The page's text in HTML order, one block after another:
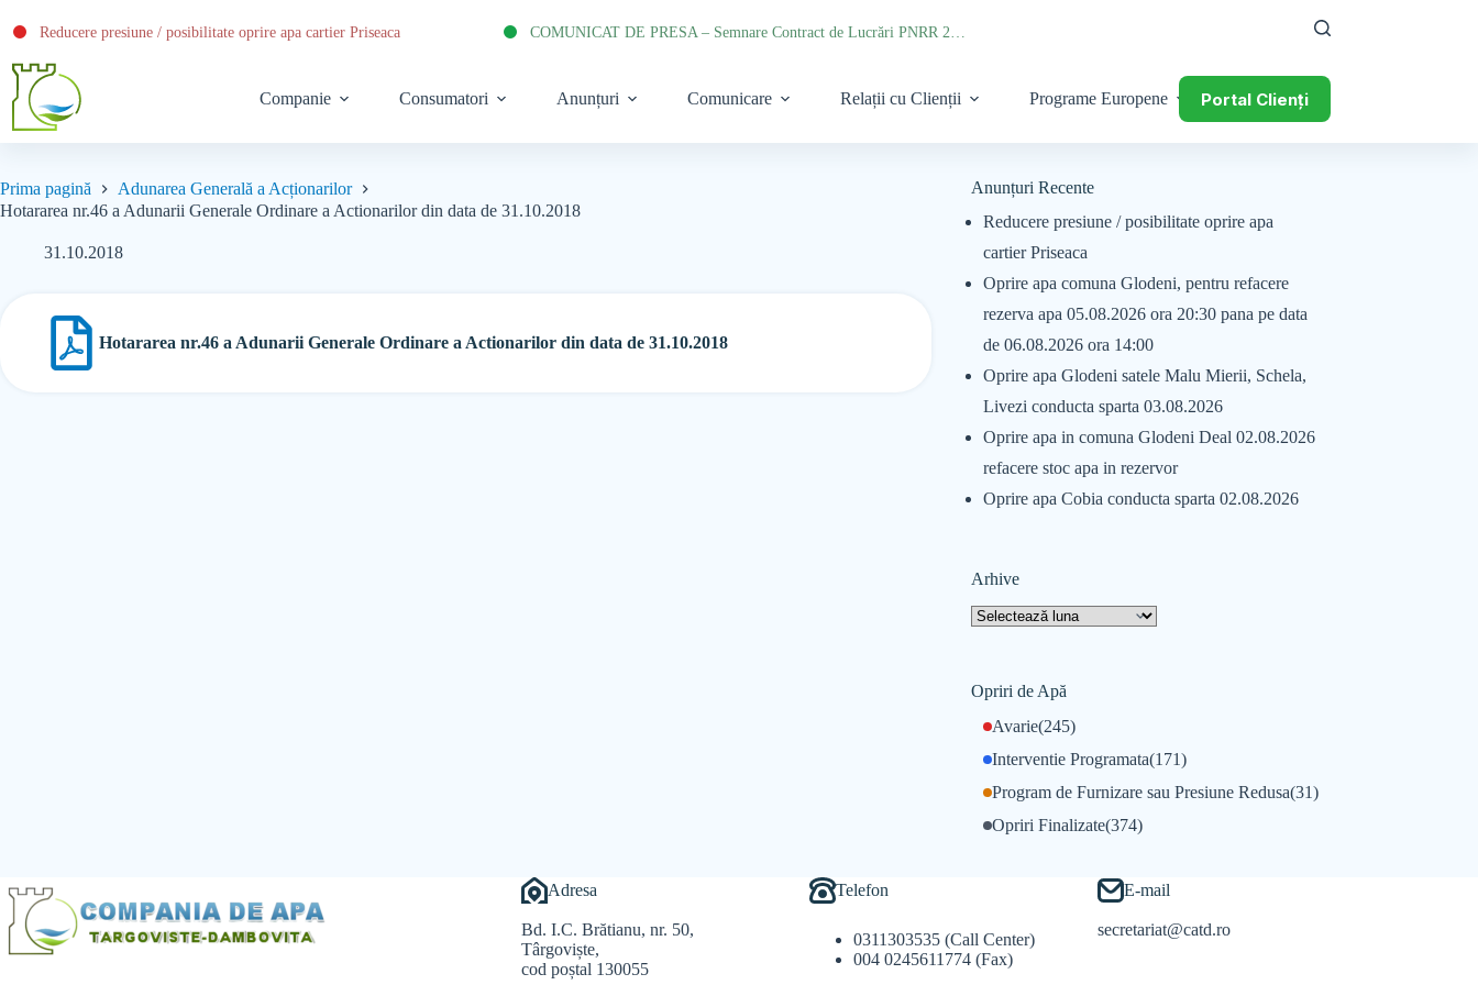
Reducere presiune / posibilitate oprire apa cartier Priseaca
Companie Consumatori Anunțuri Comunicare Relații cu Clienții Programe Europene Portal Clienți
Prima pagină
Adunarea Generală a Acționarilor
Hotararea nr.46 a Adunarii Generale Ordinare a Actionarilor din data de 31.10.2018
31.10.2018
Hotararea nr.46 a Adunarii Generale Ordinare a Actionarilor din data de 31.10.2018
Anunțuri Recente
Reducere presiune / posibilitate oprire apa
cartier Priseaca
Oprire apa comuna Glodeni, pentru refacere
rezerva apa 05.08.2026 ora 20:30 pana pe data
de 06.08.2026 ora 14:00
Oprire apa Glodeni satele Malu Mierii, Schela,
Livezi conducta sparta 03.08.2026
Oprire apa in comuna Glodeni Deal 02.08.2026
refacere stoc apa in rezervor
Oprire apa Cobia conducta sparta 02.08.2026
Arhive
Opriri de Apă
Avarie(245)
Interventie Programata(171)
Opriri Finalizate(374)
Program de Furnizare sau Presiune Redusa(31)
Adresa
Bd. I.C. Brătianu, nr. 50,
Târgoviște,
cod poștal 130055
Telefon
0311303535 (Call Center)
004 0245611774 (Fax)
E-mail
secretariat@catd.ro